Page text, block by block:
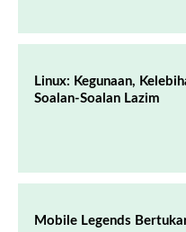
Linux: Kegunaan,
Soalan-Soalan Lazim
Mobile Legends